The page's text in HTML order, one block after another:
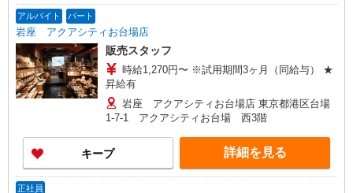
アルバイト パート
岩座 アクアシティお台場店
販売スタッフ
時給1,270円〜 ※試用期間3ヶ月（同給与） ★
昇給有
岩座 アクアシティお台場店 東京都港区台場
1-7-1 アクアシティお台場 西3階
キープ 詳細を見る
正社員